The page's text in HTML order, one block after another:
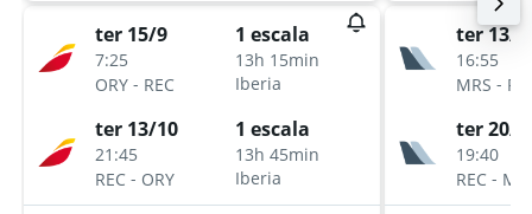
ter 15/9
7:25
ORY - REC
1 escala
13h 15min
Iberia
ter 13/10
21:45
REC - ORY
1 escala
13h 45min
Iberia
ter 13/
16:55
MRS -
ter 20/
19:40
REC -